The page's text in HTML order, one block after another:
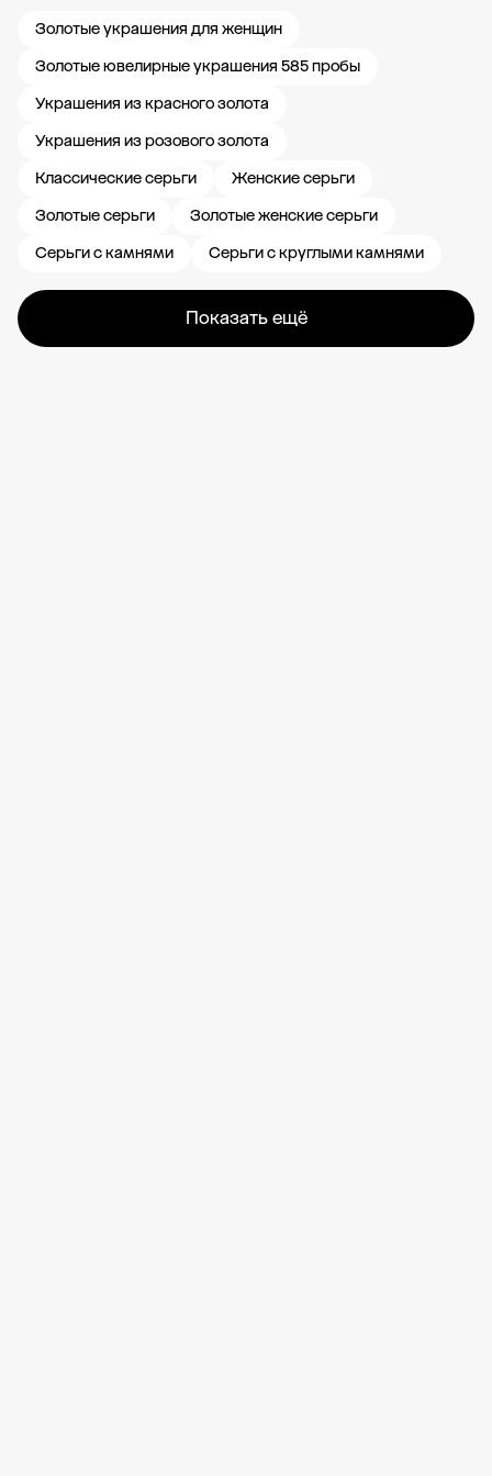
Золотые украшения для женщин
Золотые ювелирные украшения 585 пробы
Украшения из красного золота
Украшения из розового золота
Классические серьги
Женские серьги
Золотые серьги
Золотые женские серьги
Серьги с камнями
Серьги с круглыми камнями
Показать ещё